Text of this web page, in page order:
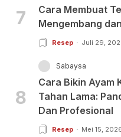
7
Cara Membuat
Mengembang
Resep Juli 29,
8
Sabaysa
Cara Bikin Ayam
Tahan Lama:
Dan Profesional
Resep Mei 15,